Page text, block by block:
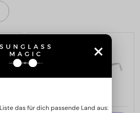
das für dich passende Land aus: